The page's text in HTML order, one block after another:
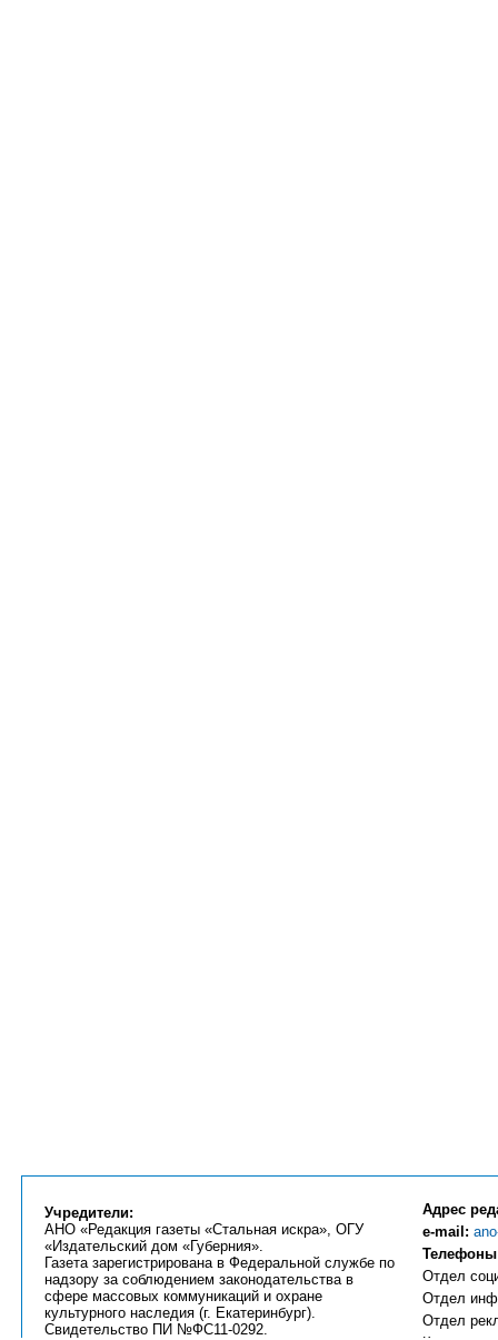
Учредители:
АНО «Редакция газеты «Стальная искра», ОГУ
«Издательский дом «Губерния».
Газета зарегистрирована в Федеральной службе по
надзору за соблюдением законодательства в
сфере массовых коммуникаций и охране
культурного наследия (г. Екатеринбург).
Свидетельство ПИ №ФС11-0292.
Адрес
e-mail:
Отдел
Отдел
Отдел